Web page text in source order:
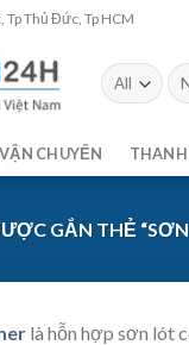
Thủ Đức, Tp HCM
VẬN CHUYỂN
GẮN THẺ
là hỗn hợp sơn lót